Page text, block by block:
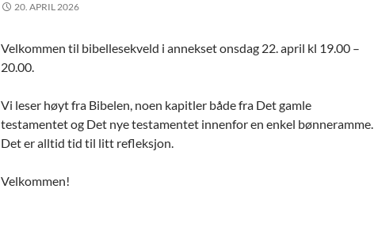
20. APRIL 2026
Velkommen til bibellesekveld i annekset onsdag 22. april kl 19.00 –
20.00.
Vi leser høyt fra Bibelen, noen kapitler både fra Det gamle
testamentet og Det nye testamentet innenfor en enkel bønneramme.
Det er alltid tid til litt refleksjon.
Velkommen!